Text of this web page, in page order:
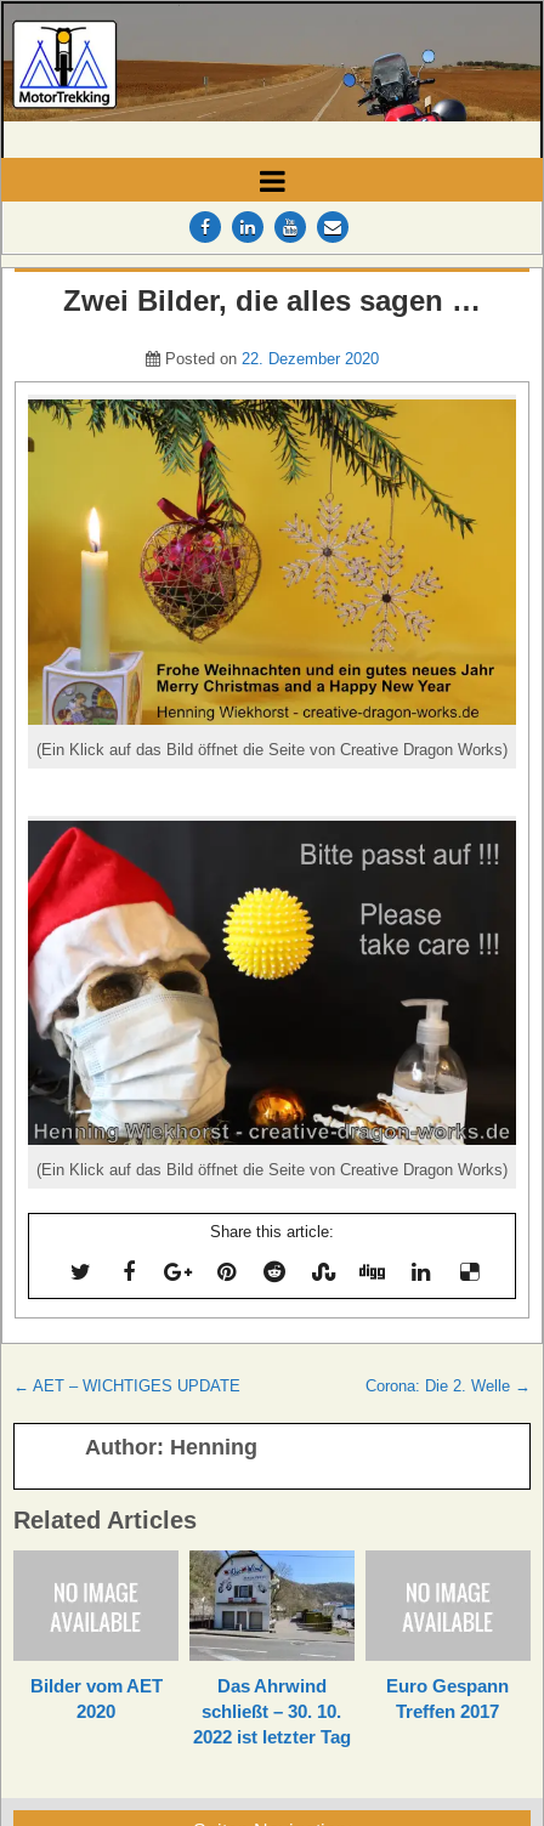
MotorTrekking
Zwei Bilder, die alles sagen …
Posted on 22. Dezember 2020
(Ein Klick auf das Bild öffnet die Seite von Creative Dragon Works)
(Ein Klick auf das Bild öffnet die Seite von Creative Dragon Works)
Share this article:
Beitragsnavigation
← AET – WICHTIGES UPDATE Corona: Die 2. Welle →
Author: Henning
Related Articles
Bilder vom AET
2020
Das Ahrwind
schließt – 30. 10.
2022 ist letzter Tag
Euro Gespann
Treffen 2017